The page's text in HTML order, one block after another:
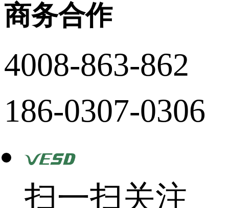
商务合作
4008-863-862
186-0307-0306
扫一扫关注